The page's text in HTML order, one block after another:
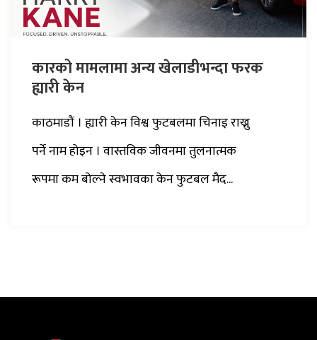
कारको मामलामा अन्य खेलाडीभन्दा फरक
ह्यारी केन
काठमाडौं । ह्यारी केन विश्व फुटबलमा चिनाइ राख्नु
पर्ने नाम होइन । वास्तविक जीवनमा तुलनात्मक
रूपमा कम बोल्ने स्वभावका केन फुटबल मैद...